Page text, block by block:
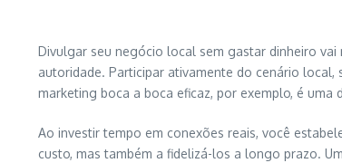
Divulgar seu negócio local sem gastar dinheiro
autoridade. Participar ativamente do cenário
marketing boca a boca eficaz, por exemplo, é
Ao investir tempo em conexões reais, você
custo, mas também a fidelizá-los a longo prazo.